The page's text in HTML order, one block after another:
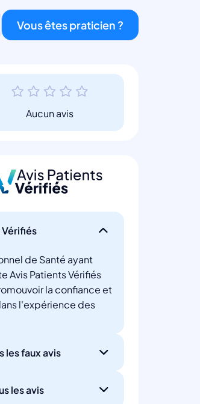
Vous êtes praticien ?
Aucun avis
Vérifiés
de Santé ayant
Avis Patients Vérifiés
la confiance et
l'expérience des
les faux avis
les avis